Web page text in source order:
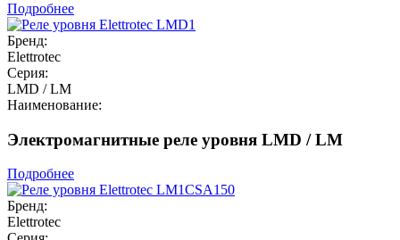
Подробнее
Бренд:
Elettrotec
Серия:
LMD / LM
Наименование:
Электромагнитные реле уровня LMD / LM
Подробнее
Бренд:
Elettrotec